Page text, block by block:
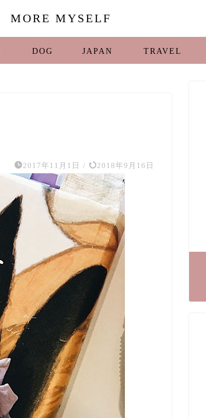
MORE MYSELF
DOG JAPAN TRAVEL
2017年11月1日 / 2018年9月16日